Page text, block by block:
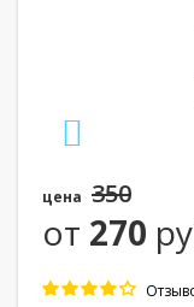
цена 350
от 270